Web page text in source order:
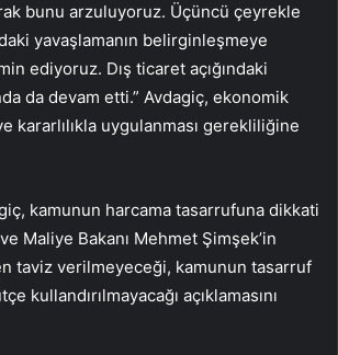
bunu arzuluyoruz. Üçüncü çeyrekle
yavaşlamanın belirginleşmeye
ediyoruz. Dış ticaret açığındaki
da devam etti.” Avdagiç, ekonomik
kararlılıkla uygulanması gerekliliğine
kamunun harcama tasarrufuna dikkati
Maliye Bakanı Mehmet Şimşek’in
taviz verilmeyeceği, kamunun tasarruf
kullandırılmayacağı açıklamasını